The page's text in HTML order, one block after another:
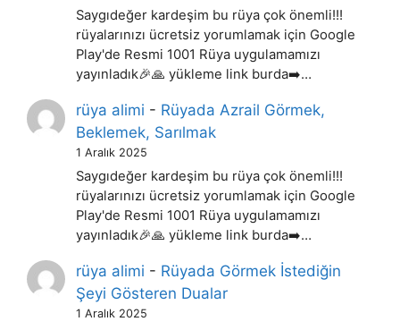
Saygıdeğer kardeşim bu rüya çok önemli!!!
rüyalarınızı ücretsiz yorumlamak için Google
Play'de Resmi 1001 Rüya uygulamamızı
yayınladık🎉🙏 yükleme link burda➡️…
rüya alimi - Rüyada Azrail Görmek,
Beklemek, Sarılmak
1 Aralık 2025
Saygıdeğer kardeşim bu rüya çok önemli!!!
rüyalarınızı ücretsiz yorumlamak için Google
Play'de Resmi 1001 Rüya uygulamamızı
yayınladık🎉🙏 yükleme link burda➡️…
rüya alimi - Rüyada Görmek İstediğin
Şeyi Gösteren Dualar
1 Aralık 2025